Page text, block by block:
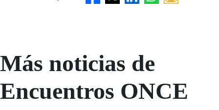
Más noticias de
Encuentros ONCE